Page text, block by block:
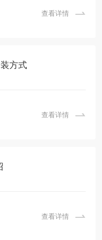
查看详情
方式
查看详情
查看详情